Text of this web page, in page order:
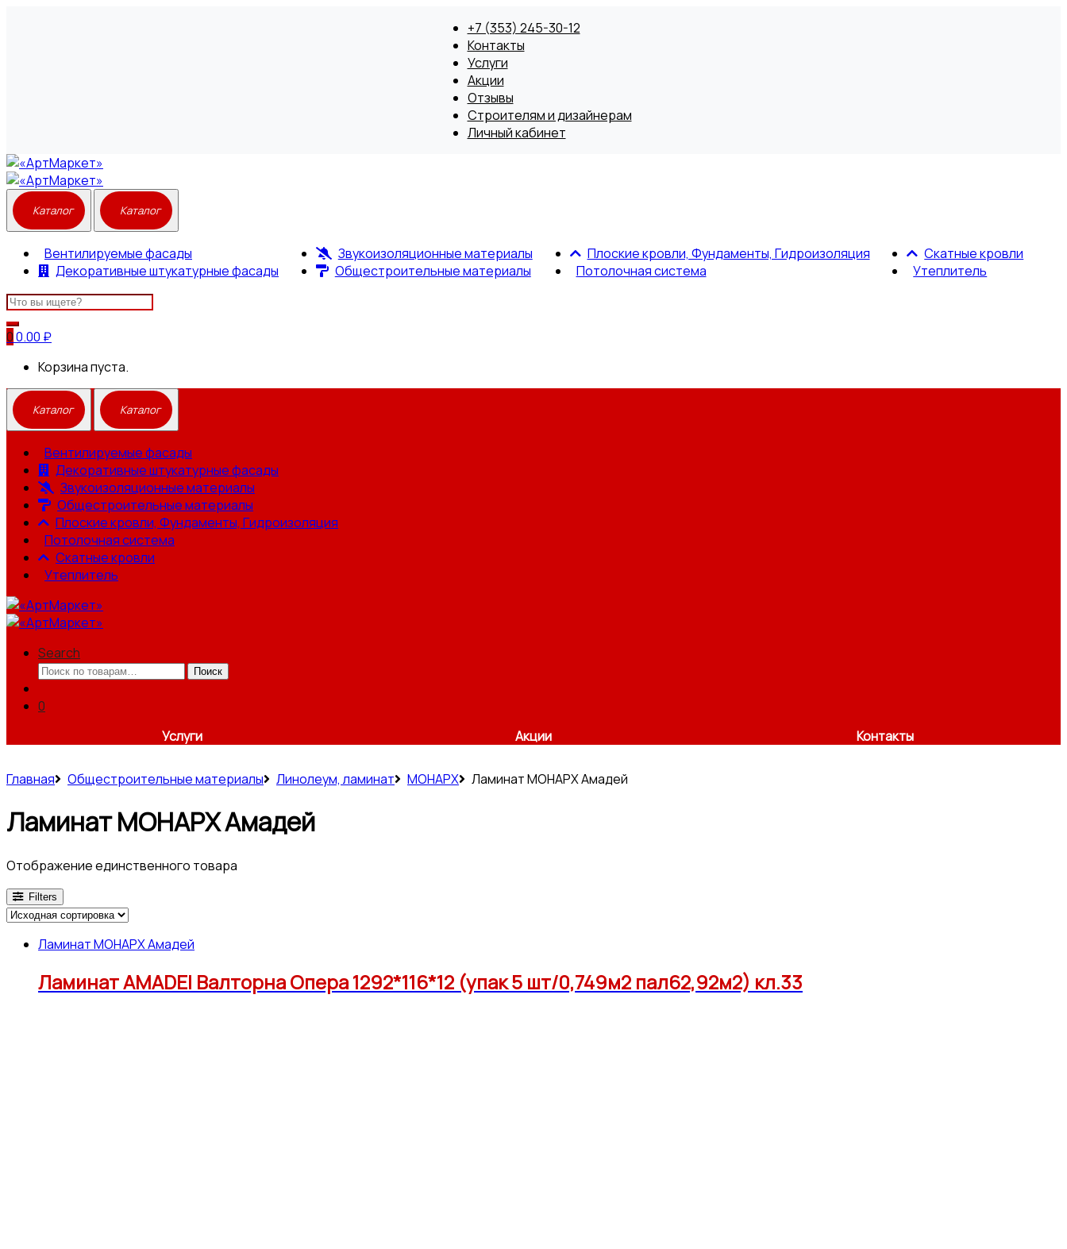
Вентилируемые фасады
Декоративные штукатурные фасады
Звукоизоляционные материалы
Общестроительные материалы
Плоские кровли, Фундаменты, Гидроизоляция
Потолочная система
Скатные кровли
Утеплитель
Search
for:
00.00 ₽
Корзина пуста.
+7 (353) 245-30-12
Контакты
Услуги
Акции
Отзывы
Строителям и дизайнерам
Личный кабинет
Вентилируемые фасады
Декоративные штукатурные фасады
Звукоизоляционные материалы
Общестроительные материалы
Плоские кровли, Фундаменты, Гидроизоляция
Потолочная система
Скатные кровли
Утеплитель
Search
Искать:
Поиск
0
Услуги
Акции Контакты
Главная Общестроительные материалы Линолеум, ламинат МОНАРХ Ламинат МОНАРХ Амадей
Ламинат МОНАРХ Амадей
Отображение единственного товара
Filters
Ламинат МОНАРХ Амадей
Ламинат AMADEI Валторна Опера 1292*116*12 (упак 5 шт/0,749м2 пал62,92м2) кл.33